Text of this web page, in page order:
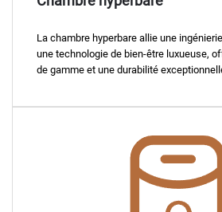
La chambre hyperbare allie une
une technologie de bien-être luxueuse,
de gamme et une durabilité